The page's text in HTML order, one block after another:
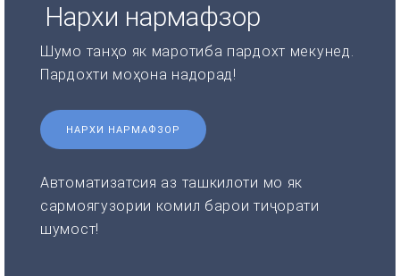
Нархи нармафзор
Шумо танҳо як маротиба пардохт мекунед.
Пардохти моҳона надорад!
НАРХИ НАРМАФЗОР
Автоматизатсия аз ташкилоти мо як
сармоягузории комил барои тиҷорати
шумост!